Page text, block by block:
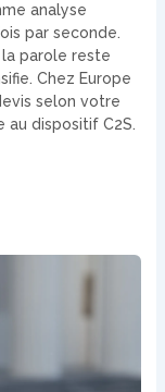
analyse
par seconde.
la parole reste
Chez Europe
selon votre
dispositif C2S.